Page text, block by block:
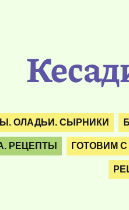
ОЛАДЬИ. СЫРНИКИ
РЕЦЕПТЫ ГОТОВИМ